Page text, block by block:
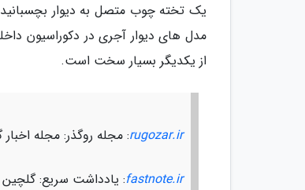
یک تخته چوب متصل به دیوار بچسبانید
مدل های دیوار آجری در دکوراسیون
از یکدیگر بسیار سخت است.
rugozar.ir: مجله روگذر: مجله
fastnote.ir: یادداشت سریع: گلچین